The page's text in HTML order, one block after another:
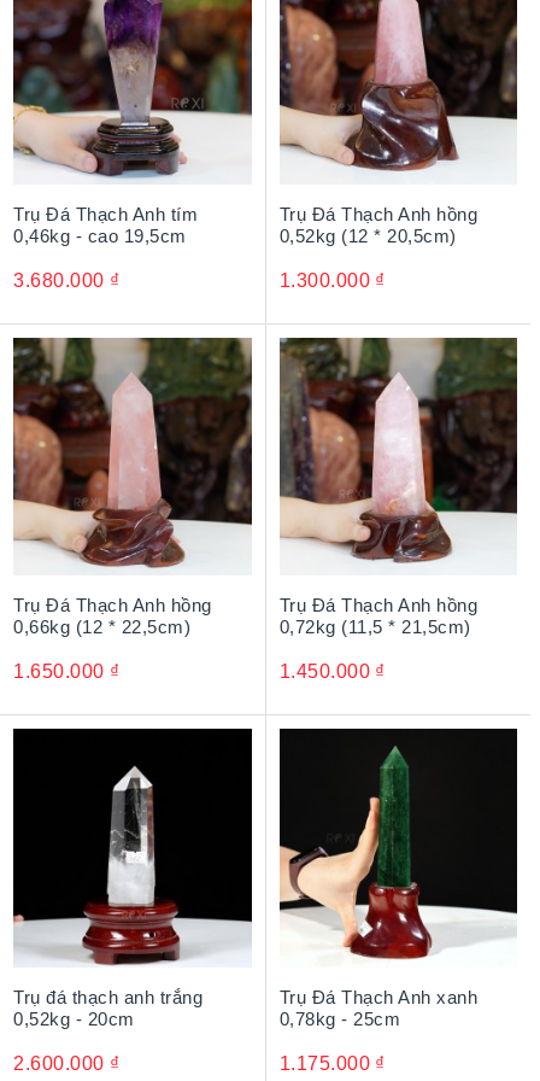
tạo ra những luồng sóng để kích thích não bộ, phát huy
hết khả năng của não bộ, kích thích sự sáng tạo cho
bản mệnh, mà còn giúp giải tỏa căng thẳng, tăng năng
suất công việc
Trụ Đá Thạch Anh tím
0,46kg - cao 19,5cm
3.680.000 ₫
Trụ Đá Thạch Anh hồng
0,52kg (12 * 20,5cm)
1.300.000 ₫
Trụ Đá Thạch Anh hồng
0,66kg (12 * 22,5cm)
1.650.000 ₫
Trụ Đá Thạch Anh hồng
0,72kg (11,5 * 21,5cm)
1.450.000 ₫
Trụ đá thạch anh trắng
0,52kg - 20cm
2.600.000 ₫
Trụ Đá Thạch Anh xanh
0,78kg - 25cm
1.175.000 ₫